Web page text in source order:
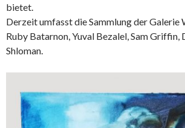
bietet.
Derzeit umfasst die Sammlung der Galerie
Ruby Batarnon, Yuval Bezalel, Sam
Shloman.